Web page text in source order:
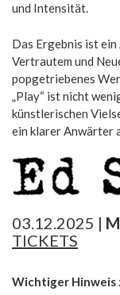
und Intensität.
Das Ergebnis ist ein
Vertrautem und
popgetriebenes
„Play“ ist nicht
künstlerischen
ein klarer Anwärter
03.12.2025 |
TICKETS
Wichtiger Hinweis